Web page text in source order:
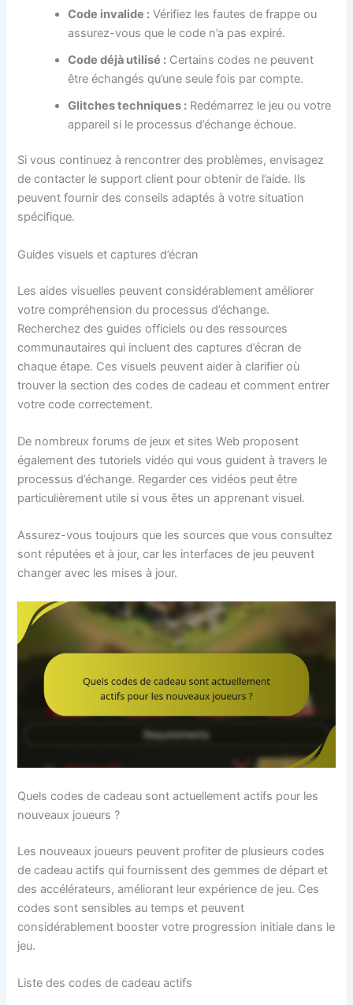
Code invalide : Vérifiez les fautes de frappe ou
assurez-vous que le code n’a pas expiré.
Code déjà utilisé : Certains codes ne peuvent
être échangés qu’une seule fois par compte.
Glitches techniques : Redémarrez le jeu ou votre
appareil si le processus d’échange échoue.
Si vous continuez à rencontrer des problèmes, envisagez
de contacter le support client pour obtenir de l’aide. Ils
peuvent fournir des conseils adaptés à votre situation
spécifique.
Guides visuels et captures d’écran
Les aides visuelles peuvent considérablement améliorer
votre compréhension du processus d’échange.
Recherchez des guides officiels ou des ressources
communautaires qui incluent des captures d’écran de
chaque étape. Ces visuels peuvent aider à clarifier où
trouver la section des codes de cadeau et comment entrer
votre code correctement.
De nombreux forums de jeux et sites Web proposent
également des tutoriels vidéo qui vous guident à travers le
processus d’échange. Regarder ces vidéos peut être
particulièrement utile si vous êtes un apprenant visuel.
Assurez-vous toujours que les sources que vous consultez
sont réputées et à jour, car les interfaces de jeu peuvent
changer avec les mises à jour.
Quels codes de cadeau sont actuellement actifs pour les
nouveaux joueurs ?
Les nouveaux joueurs peuvent profiter de plusieurs codes
de cadeau actifs qui fournissent des gemmes de départ et
des accélérateurs, améliorant leur expérience de jeu. Ces
codes sont sensibles au temps et peuvent
considérablement booster votre progression initiale dans le
jeu.
Liste des codes de cadeau actifs